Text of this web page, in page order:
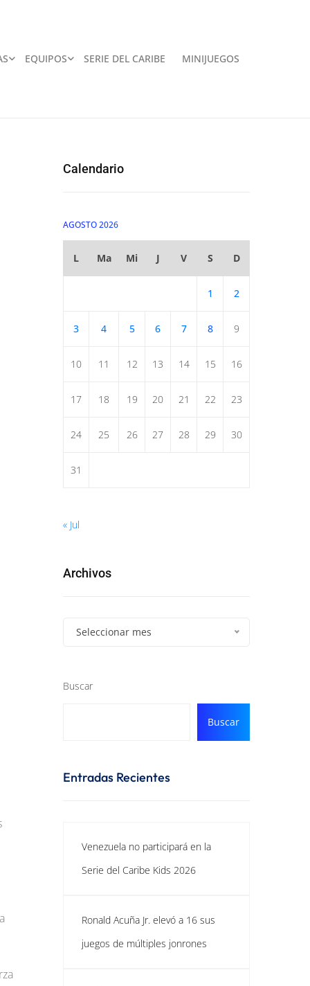
EQUIPOS SERIE DEL CARIBE MINIJUEGOS
Calendario
AGOSTO 2026
L Ma Mi J V S D
1 2
3 4 5 6 7 8 9
10 11 12 13 14 15 16
17 18 19 20 21 22 23
24 25 26 27 28 29 30
31
« Jul
Archivos
Seleccionar mes
Buscar
Buscar
Entradas Recientes
Venezuela no participará en la
Serie del Caribe Kids 2026
Ronald Acuña Jr. elevó a 16 sus
juegos de múltiples jonrones